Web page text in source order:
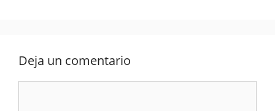
Deja un comentario